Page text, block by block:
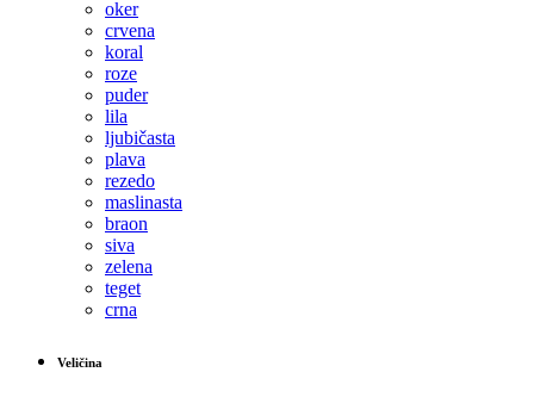
oker
crvena
koral
roze
puder
lila
ljubičasta
plava
rezedo
maslinasta
braon
siva
zelena
teget
crna
Veličina